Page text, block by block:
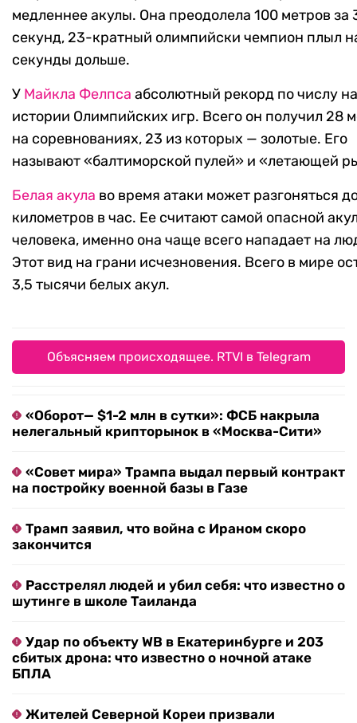
медленнее акулы. Она преодолела 100 метров за
секунд, 23-кратный олимпийски чемпион плыл
секунды дольше.
У Майкла Фелпса абсолютный рекорд по числу
истории Олимпийских игр. Всего он получил 28
на соревнованиях, 23 из которых — золотые. Его
называют «балтиморской пулей» и «летающей
Белая акула во время атаки может разгоняться
километров в час. Ее считают самой опасной
человека, именно она чаще всего нападает на
Этот вид на грани исчезновения. Всего в мире
3,5 тысячи белых акул.
Объясняем происходящее. RTVI в Telegram
«Оборот— $1-2 млн в сутки»: ФСБ накрыла
нелегальный крипторынок в «Москва-Сити»
«Совет мира» Трампа выдал первый контракт
на постройку военной базы в Газе
Трамп заявил, что война с Ираном скоро
закончится
Расстрелял людей и убил себя: что известно о
шутинге в школе Таиланда
Удар по объекту WB в Екатеринбурге и 203
сбитых дрона: что известно о ночной атаке
БПЛА
Жителей Северной Кореи призвали